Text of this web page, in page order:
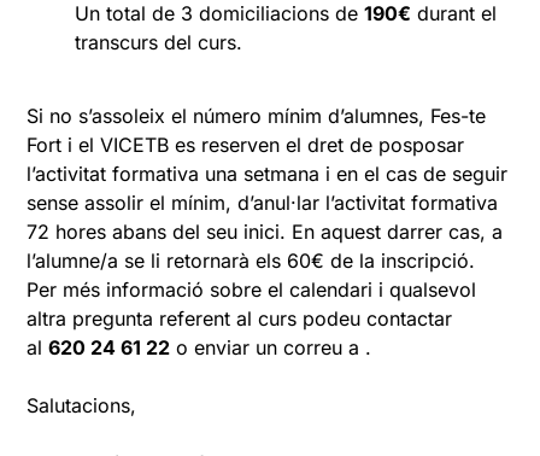
Un total de 3 domiciliacions de190€ durant el
transcurs del curs.
Si no s’assoleix el número mínim d’alumnes, Fes-te
Fort i el VICETB es reserven el dret de posposar
l’activitat formativa una setmana i en el cas de seguir
sense assolir el mínim, d’anul·lar l’activitat formativa
72 hores abans del seu inici. En aquest darrer cas, a
l’alumne/a se li retornarà els 60€ de la inscripció.
Per més informació sobre el calendari i qualsevol
altra pregunta referent al curs podeu contactar
al620 24 61 22 o enviar un correu a .
Salutacions,